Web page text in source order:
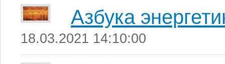
Азбука
18.03.2021 14:10:00